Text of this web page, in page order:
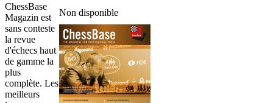
Non disponible
ChessBase
Magazin est
sans conteste
la revue
d'échecs haut
de gamme la
plus
complète. Les
meilleurs